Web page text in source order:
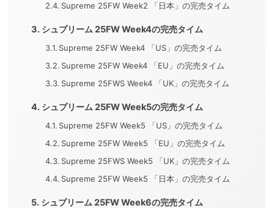
Supreme 25FW Week2 「日本」の完売タイム
シュプリーム 25FW Week4の完売タイム
Supreme 25FW Week4 「US」の完売タイム
Supreme 25FW Week4 「EU」の完売タイム
Supreme 25FWS Week4 「UK」の完売タイム
シュプリーム 25FW Week5の完売タイム
Supreme 25FW Week5 「US」の完売タイム
Supreme 25FW Week5 「EU」の完売タイム
Supreme 25FWS Week5 「UK」の完売タイム
Supreme 25FW Week5 「日本」の完売タイム
シュプリーム 25FW Week6の完売タイム